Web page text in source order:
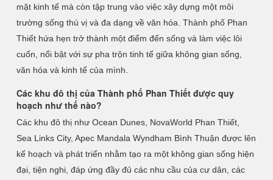
mặt kinh tế mà còn tập trung vào việc xây dựng một môi
trường sống thú vị và đa dạng về văn hóa. Thành phố Phan
Thiết hứa hẹn trở thành một điểm đến sống và làm việc lôi
cuốn, nổi bật với sự pha trộn tinh tế giữa không gian sống,
văn hóa và kinh tế của mình.
Các khu đô thị của Thành phố Phan Thiết được quy
hoạch như thế nào?
Các khu đô thị như Ocean Dunes, NovaWorld Phan Thiết,
Sea Links City, Apec Mandala Wyndham Bình Thuận được lên
kế hoạch và phát triển nhằm tạo ra một không gian sống hiện
đại, tiện nghi, đáp ứng đầy đủ các nhu cầu của cư dân, các